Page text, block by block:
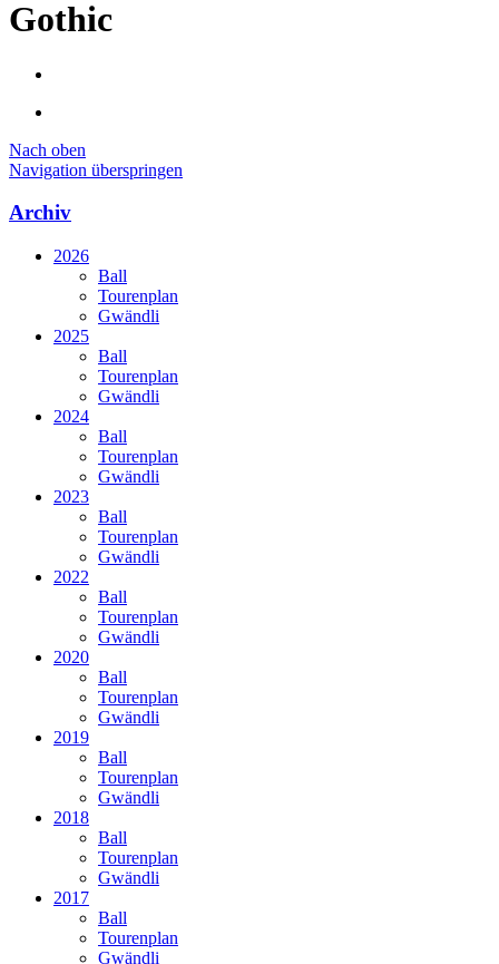
Gothic
Nach oben
Navigation überspringen
Archiv
2026
Ball
Tourenplan
Gwändli
2025
Ball
Tourenplan
Gwändli
2024
Ball
Tourenplan
Gwändli
2023
Ball
Tourenplan
Gwändli
2022
Ball
Tourenplan
Gwändli
2020
Ball
Tourenplan
Gwändli
2019
Ball
Tourenplan
Gwändli
2018
Ball
Tourenplan
Gwändli
2017
Ball
Tourenplan
Gwändli